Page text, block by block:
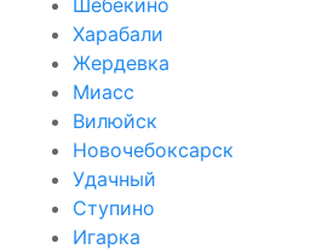
Харабали
Жердевка
Миасс
Вилюйск
Новочебоксарск
Удачный
Ступино
Игарка